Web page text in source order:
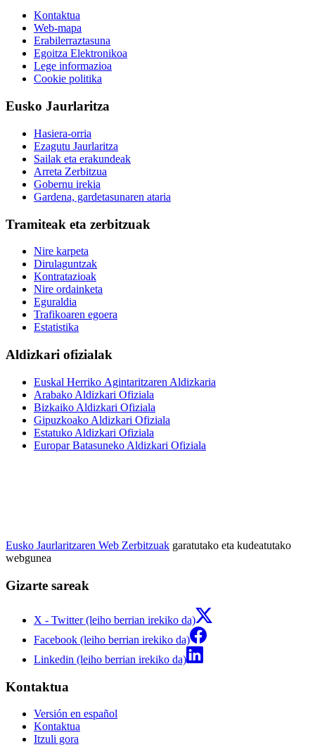
Kontaktua
Web-mapa
Erabilerraztasuna
Egoitza Elektronikoa
Lege informazioa
Cookie politika
Eusko Jaurlaritza
Hasiera-orria
Ezagutu Jaurlaritza
Sailak eta erakundeak
Arreta Zerbitzua
Gobernu irekia
Gardena, gardetasunaren ataria
Tramiteak eta zerbitzuak
Nire karpeta
Dirulaguntzak
Kontratazioak
Nire ordainketa
Eguraldia
Trafikoaren egoera
Estatistika
Aldizkari ofizialak
Euskal Herriko Agintaritzaren Aldizkaria
Arabako Aldizkari Ofiziala
Bizkaiko Aldizkari Ofiziala
Gipuzkoako Aldizkari Ofiziala
Estatuko Aldizkari Ofiziala
Europar Batasuneko Aldizkari Ofiziala
Eusko Jaurlaritzaren Web Zerbitzuak garatutako eta kudeatutako
webgunea
Gizarte sareak
X - Twitter (leiho berrian irekiko da)
Facebook (leiho berrian irekiko da)
Linkedin (leiho berrian irekiko da)
Kontaktua
Versión en español
Kontaktua
Itzuli gora